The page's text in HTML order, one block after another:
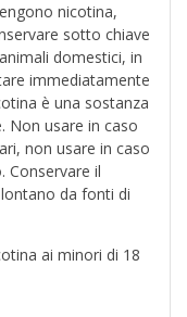
nicotina,
sotto chiave
domestici, in
immediatamente
è una sostanza
Non usare in caso
non usare in caso
Conservare il
da fonti di
ai minori di 18